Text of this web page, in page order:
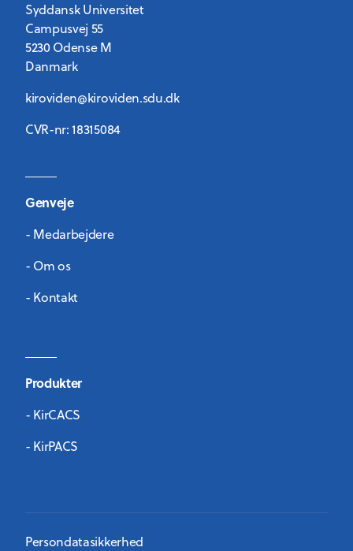
Syddansk Universitet
Campusvej 55
5230 Odense M
Danmark
kiroviden@kiroviden.sdu.dk
CVR-nr: 18315084
Genveje
- Medarbejdere
- Om os
- Kontakt
Produkter
- KirCACS
- KirPACS
Persondatasikkerhed